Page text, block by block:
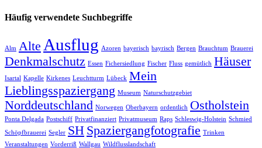
Häufig verwendete Suchbegriffe
Alm Alte Ausflug Azoren bayerisch bayrisch Bergen Brauchtum Brauerei
Denkmalschutz Essen Fichersiedlung Fischer Fluss gemütlich Häuser
Isartal Kapelle Kirkenes Leuchtturm Lübeck Mein
Lieblingsspaziergang Museum Naturschutzgebiet
Norddeutschland Norwegen Oberbayern ordentlich Ostholstein
Ponta Delgada Postschiff Privatfinanziert Privatmuseum Raps Schleswig-Holstein Schmied
Schöpfbrauerei Segler SH Spaziergangfotografie Trinken
Veranstaltungen Vorderriß Wallgau Wildflusslandschaft